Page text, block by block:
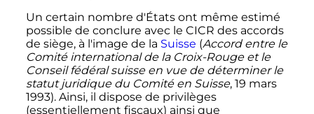
Un certain nombre d'États ont même estimé
possible de conclure avec le CICR des accords
de siège, à l'image de la Suisse (Accord entre le
Comité international de la Croix-Rouge et le
Conseil fédéral suisse en vue de déterminer le
statut juridique du Comité en Suisse, 19 mars
1993). Ainsi, il dispose de privilèges
(essentiellement fiscaux) ainsi que